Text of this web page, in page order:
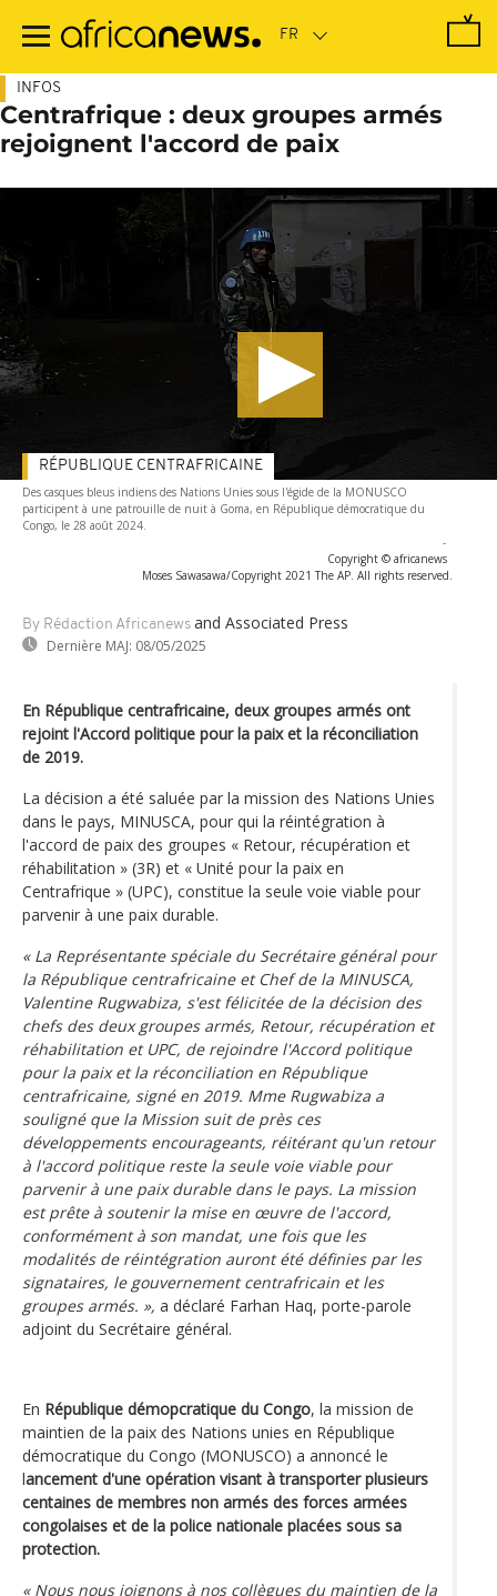
contenu
INFOS
Centrafrique : deux groupes armés
rejoignent l'accord de paix
Des casques bleus indiens des Nations Unies sous l'égide de la MONUSCO
participent à une patrouille de nuit à Goma, en République démocratique du
Congo, le 28 août 2024.
-
Copyright © africanews
Moses Sawasawa/Copyright 2021 The AP. All rights reserved.
By Rédaction Africanews and Associated Press
Dernière MAJ: 08/05/2025
RÉPUBLIQUE CENTRAFRICAINE
En République centrafricaine, deux groupes armés ont
rejoint l'Accord politique pour la paix et la réconciliation
de 2019.
La décision a été saluée par la mission des Nations Unies
dans le pays, MINUSCA, pour qui la réintégration à
l'accord de paix des groupes « Retour, récupération et
réhabilitation » (3R) et « Unité pour la paix en
Centrafrique » (UPC), constitue la seule voie viable pour
parvenir à une paix durable.
« La Représentante spéciale du Secrétaire général pour
la République centrafricaine et Chef de la MINUSCA,
Valentine Rugwabiza, s'est félicitée de la décision des
chefs des deux groupes armés, Retour, récupération et
réhabilitation et UPC, de rejoindre l'Accord politique
pour la paix et la réconciliation en République
centrafricaine, signé en 2019. Mme Rugwabiza a
souligné que la Mission suit de près ces
développements encourageants, réitérant qu'un retour
à l'accord politique reste la seule voie viable pour
parvenir à une paix durable dans le pays. La mission
est prête à soutenir la mise en œuvre de l'accord,
conformément à son mandat, une fois que les
modalités de réintégration auront été définies par les
signataires, le gouvernement centrafricain et les
groupes armés. », a déclaré Farhan Haq, porte-parole
adjoint du Secrétaire général.
En République démopcratique du Congo, la mission de
maintien de la paix des Nations unies en République
démocratique du Congo (MONUSCO) a annoncé le
lancement d'une opération visant à transporter plusieurs
centaines de membres non armés des forces armées
congolaises et de la police nationale placées sous sa
protection.
« Nous nous joignons à nos collègues du maintien de la